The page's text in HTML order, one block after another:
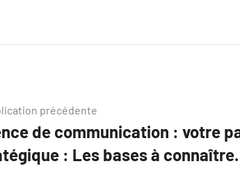
précédente
de communication : votre
: Les bases à connaître.